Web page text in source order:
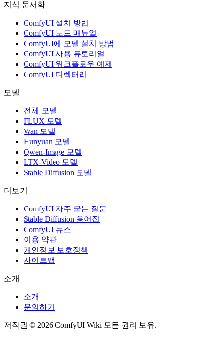
지식 문서화
ComfyUI 설치 방법
ComfyUI 노드 매뉴얼
ComfyUI에 모델 설치 방법
ComfyUI 사용 튜토리얼
ComfyUI 워크플로우 예제
ComfyUI 디렉터리
모델
전체 모델
FLUX 모델
Wan 모델
Hunyuan 모델
Qwen-Image 모델
LTX-Video 모델
Stable Diffusion 모델
더보기
ComfyUI 자주 묻는 질문
Stable Diffusion 용어집
ComfyUI 뉴스
이용 약관
개인정보 보호정책
사이트맵
소개
소개
문의하기
저작권 © 2026 ComfyUI Wiki 모든 권리 보유.